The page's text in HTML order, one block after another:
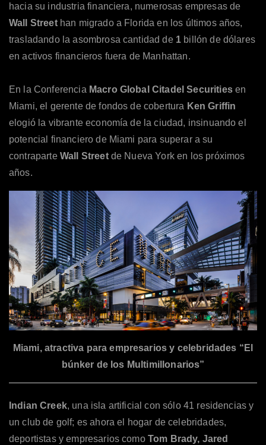
hacia su industria financiera, numerosas empresas de
Wall Street han migrado a Florida en los últimos años,
trasladando la asombrosa cantidad de 1 billón de dólares
en activos financieros fuera de Manhattan.
En la Conferencia Macro Global Citadel Securitiesen
Miami, el gerente de fondos de cobertura Ken Griffin
elogió la vibrante economía de la ciudad, insinuando el
potencial financiero de Miami para superar a su
contraparte Wall Streetde Nueva York en los próximos
años.
Miami, atractiva para empresarios y celebridades “El
búnker de los Multimillonarios”
Indian Creek, una isla artificial con sólo 41 residencias y
un club de golf; es ahora el hogar de celebridades,
deportistas y empresarios como Tom Brady, Jared